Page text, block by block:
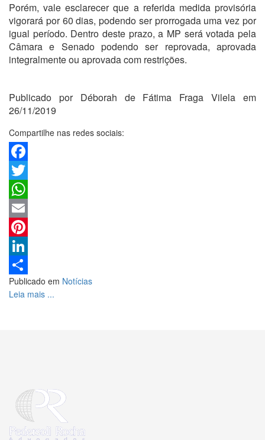
Porém, vale esclarecer que a referida medida provisória
vigorará por 60 dias, podendo ser prorrogada uma vez por
igual período. Dentro deste prazo, a MP será votada pela
Câmara e Senado podendo ser reprovada, aprovada
integralmente ou aprovada com restrições.
Publicado por Déborah de Fátima Fraga Vilela em
26/11/2019
Compartilhe nas redes sociais:
Facebook
Twitter
WhatsApp
Email
Pinterest
LinkedIn
Share
Publicado em Notícias
Leia mais ...